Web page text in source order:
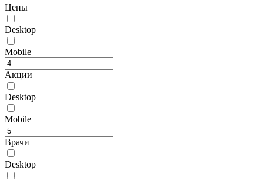
Цены
Desktop
Mobile
Акции
Desktop
Mobile
Врачи
Desktop